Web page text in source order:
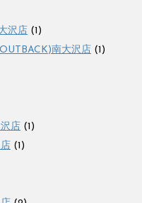
沢店 (1)
南大沢店 (1)
店 (1)
(1)